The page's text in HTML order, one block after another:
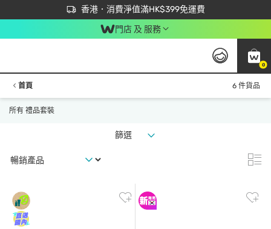
香港．消費淨值滿HK$399免運費
立即成為易賞錢會員盡享獨家優惠
首次APP下單買滿$450 輸入 NEWAPP 即減$50
門店 及 服務
0
首頁 6 件貨品
所有 禮品套裝
篩選